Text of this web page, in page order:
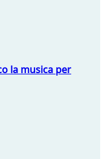
la musica per